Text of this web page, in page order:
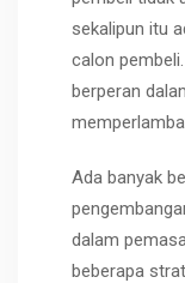
sekalipun itu
calon
berperan
Ada banyak
dalam
beberapa